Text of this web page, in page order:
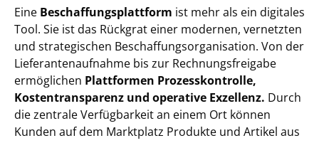
Eine Beschaffungsplattform ist mehr als ein digitales
Tool. Sie ist das Rückgrat einer modernen, vernetzten
und strategischen Beschaffungsorganisation. Von der
Lieferantenaufnahme bis zur Rechnungsfreigabe
ermöglichen Plattformen Prozesskontrolle,
Kostentransparenz und operative Exzellenz. Durch
die zentrale Verfügbarkeit an einem Ort können
Kunden auf dem Marktplatz Produkte und Artikel aus